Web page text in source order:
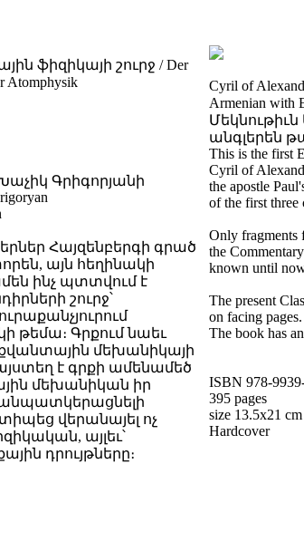
ֆիզիկայի շուրջ / Der
Atomphysik
Գրիգորյանի
Հայզենբերգի գրած
այն հեղինակի
ինչ պտտվում է
շուրջ՝
թեմա։ Գրքում նաեւ
քվան­տային մեխանիկայի
է գրքի ամենամեծ
մեխանի­կան իր
անպատկերացնելի
վերանայել ոչ
այլեւ՝
դրույթները։
Cyril of
Armenian
անգլերեն
This is the first
Cyril of
the apostle
of the first three
Only fragments
the
known until
The present
on facing pages.
The book has
ISBN 978-
395 pages
size 13.5x21 cm
Hardcover